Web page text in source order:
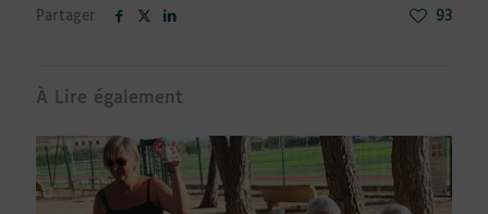
Partager 93
À Lire également